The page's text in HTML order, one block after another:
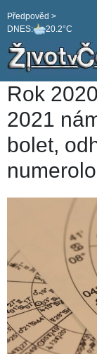
DNES: 20.2°C
Předpověd >
Rok
2021
bolet,